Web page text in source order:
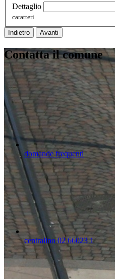
Dettaglio
caratteri
Indietro Avanti
Contatta il comune
domande frequenti
centralino 02 66023 1